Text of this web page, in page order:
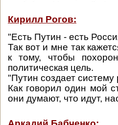
Кирилл Рогов:
"Есть Путин - есть
Так вот и мне так
к тому, чтобы
политическая цель.
"Путин создает систему
Как говорил один мой
они думают, что идут,